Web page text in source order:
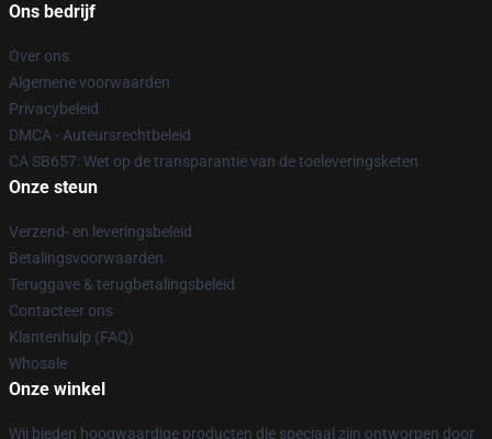
Ons bedrijf
Over ons
Algemene voorwaarden
Privacybeleid
DMCA - Auteursrechtbeleid
CA SB657: Wet op de transparantie van de toeleveringsketen
Onze steun
Verzend- en leveringsbeleid
Betalingsvoorwaarden
Teruggave & terugbetalingsbeleid
Contacteer ons
Klantenhulp (FAQ)
Whosale
Onze winkel
Wij bieden hoogwaardige producten die speciaal zijn ontworpen door